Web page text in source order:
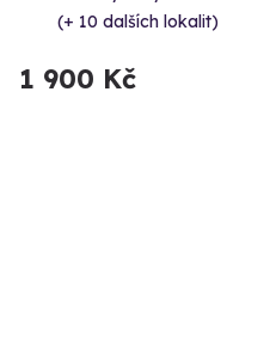
(+ 10 dalších lokalit)
1 900 Kč